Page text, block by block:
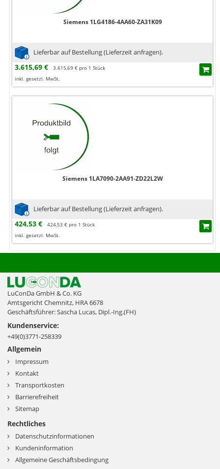
Siemens 1LG4186-4AA60-ZA31K09
Lieferbar auf Bestellung (Lieferzeit anfragen).
3.615,69 €
3.615,69 € pro 1 Stück
inkl. gesetzl. MwSt.
Siemens 1LA7090-2AA91-ZD22L2W
Lieferbar auf Bestellung (Lieferzeit anfragen).
424,53 €
424,53 € pro 1 Stück
inkl. gesetzl. MwSt.
LuConDa GmbH & Co. KG
Amtsgericht Chemnitz, HRA 6678
Geschäftsführer: Sascha Lucas, Dipl.-Ing.(FH)
Kundenservice:
+49(0)3771-258339
Allgemein
Impressum
Kontakt
Transportkosten
Barrierefreiheit
Sitemap
Rechtliches
Datenschutzinformationen
Kundeninformation
Allgemeine Geschäftsbedingung